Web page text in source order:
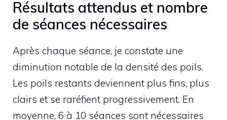
Résultats attendus et nombre
de séances nécessaires
Après chaque séance, je constate une
diminution notable de la densité des poils.
Les poils restants deviennent plus fins, plus
clairs et se raréfient progressivement. En
moyenne, 6 à 10 séances sont nécessaires